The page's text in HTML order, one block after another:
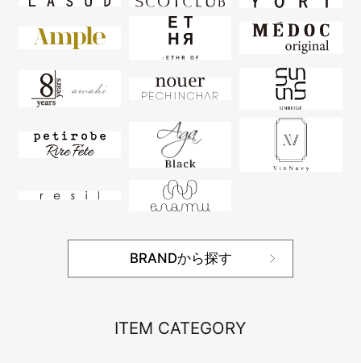
BRANDから探す
ITEM CATEGORY